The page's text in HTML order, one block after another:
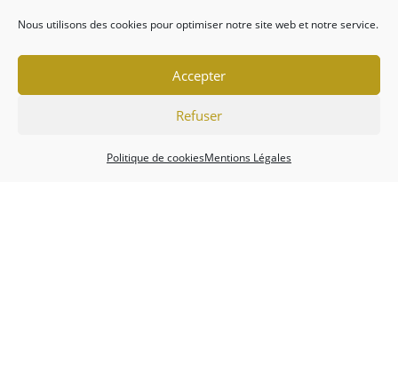
Nous utilisons des cookies pour optimiser notre site web et notre service.
Accepter
Refuser
Politique de cookiesMentions Légales